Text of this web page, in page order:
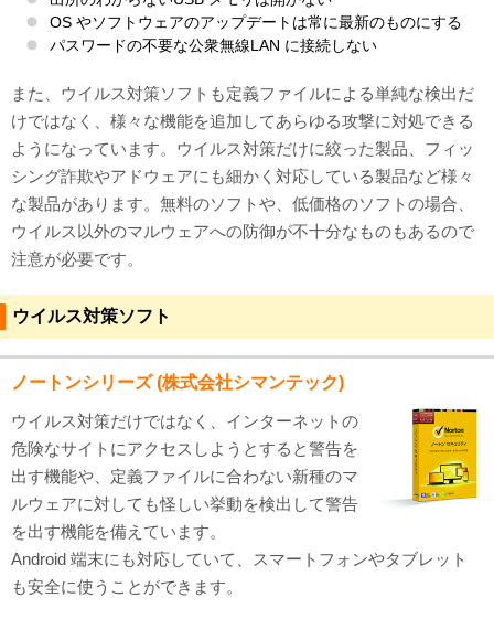
OS やソフトウェアのアップデートは常に最新のものにする
パスワードの不要な公衆無線LAN に接続しない
また、ウイルス対策ソフトも定義ファイルによる単純な検出だ
けではなく、様々な機能を追加してあらゆる攻撃に対処できる
ようになっています。ウイルス対策だけに絞った製品、フィッ
シング詐欺やアドウェアにも細かく対応している製品など様々
な製品があります。無料のソフトや、低価格のソフトの場合、
ウイルス以外のマルウェアへの防御が不十分なものもあるので
注意が必要です。
ウイルス対策ソフト
ノートンシリーズ (株式会社シマンテック)
ウイルス対策だけではなく、インターネットの
危険なサイトにアクセスしようとすると警告を
出す機能や、定義ファイルに合わない新種のマ
ルウェアに対しても怪しい挙動を検出して警告
を出す機能を備えています。
Android 端末にも対応していて、スマートフォンやタブレット
も安全に使うことができます。